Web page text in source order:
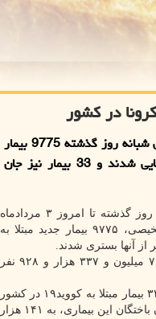
اسنک: بنابر اعلام وزارت بهداشت، طی شبانه روز گذشته 9775 بیمار
جدید مبتلا به کرونا در کشور شناسایی شدند و 33 بیمار نیز جان
، از روز گذشته تا امروز ۳ مردادماه
۱۴۰۱ و برمبنای معیارهای قطعی تشخیصی، ۹۷۷۵ بیمار جدید مبتلا به
مجموع بیماران کووید۱۹ در کشور به ۷ میلیون و ۳۳۷ هزار و ۹۲۸ نفر
متاسفانه در طول ۲۴ ساعت گذشته، ۳۳ بیمار مبتلا به کووید۱۹ در کشور
جان خودرا از دست دادند و مجموع جان باختگان این بیماری، به ۱۴۱ هزار